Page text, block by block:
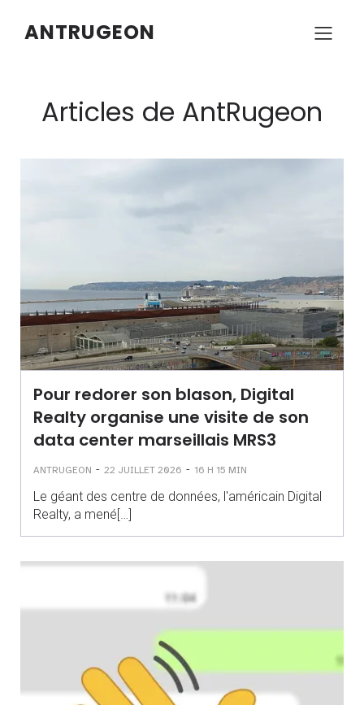
ANTRUGEON
Articles de AntRugeon
Pour redorer son blason, Digital
Realty organise une visite de son
data center marseillais MRS3
ANTRUGEON - 22 JUILLET 2026 - 16 H 15 MIN
Le géant des centre de données, l'américain Digital
Realty, a mené[…]